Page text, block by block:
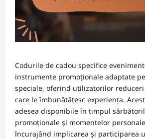
Codurile de cadou specifice
instrumente promoționale adaptate
speciale, oferind utilizatorilor
care le îmbunătățesc experiența.
adesea disponibile în timpul
promoționale și momentelor
încurajând implicarea și participarea